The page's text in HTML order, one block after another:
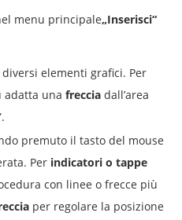
menu principale„Inserisci“
elementi grafici. Per
adatta una freccia dall’area
premuto il tasto del mouse
Per indicatori o tappe
con linee o frecce più
per regolare la posizione